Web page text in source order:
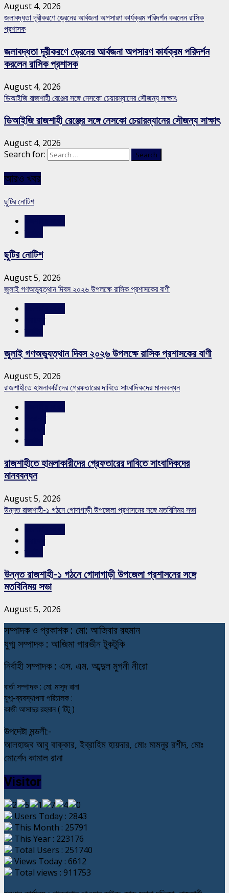
August 4, 2026
জলাবদ্ধতা দূরীকরণে ড্রেনের আর্বজনা অপসারণ কার্যক্রম পরিদর্শন করলেন রাসিক
প্রশাসক
জলাবদ্ধতা দূরীকরণে ড্রেনের আর্বজনা অপসারণ কার্যক্রম পরিদর্শন
করলেন রাসিক প্রশাসক
August 4, 2026
ডিআইজি রাজশাহী রেঞ্জের সঙ্গে নেসকো চেয়ারম্যানের সৌজন্য সাক্ষাৎ
ডিআইজি রাজশাহী রেঞ্জের সঙ্গে নেসকো চেয়ারম্যানের সৌজন্য সাক্ষাৎ
August 4, 2026
Search for:
আরও খবর
ছুটির নোটিশ
ছুটির নোটিশ
August 5, 2026
জুলাই গণঅভ্যুত্থান দিবস ২০২৬ উপলক্ষে রাসিক প্রশাসকের বাণী
জুলাই গণঅভ্যুত্থান দিবস ২০২৬ উপলক্ষে রাসিক প্রশাসকের বাণী
August 5, 2026
রাজশাহীতে হামলাকারীদের গ্রেফতারের দাবিতে সাংবাদিকদের মানববন্ধন
রাজশাহীতে হামলাকারীদের গ্রেফতারের দাবিতে সাংবাদিকদের
মানববন্ধন
August 5, 2026
উন্নত রাজশাহী-১ গঠনে গোদাগাড়ী উপজেলা প্রশাসনের সঙ্গে মতবিনিময় সভা
উন্নত রাজশাহী-১ গঠনে গোদাগাড়ী উপজেলা প্রশাসনের সঙ্গে
মতবিনিময় সভা
August 5, 2026
সম্পাদক ও প্রকাশক : মো: আজিবার রহমান
যুগ্ম সম্পাদক : আজিমা পারভীন টুকটুকি
নির্বাহী সম্পাদক : এস. এম. আব্দুল মুগনী নীরো
বার্তা সম্পাদক : মো: মাসুদ রানা
যুগ্ম-ব্যবস্থাপনা পরিচালক :
কাজী আসাদুর রহমান ( টিটু )
উপদেষ্টা মন্ডলী:-
আলহাজ্ব আবু বাক্কার, ইব্রাহিম হায়দার, মোঃ মামনুর রশীদ, মোঃ
মোর্শেদ কামাল রানা
Visitor
Users Today : 2843
This Month : 25791
This Year : 223176
Total Users : 251740
Views Today : 6612
Total views : 911753